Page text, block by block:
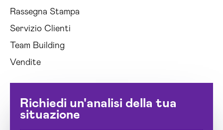
Rassegna Stampa
Servizio Clienti
Team Building
Vendite
Richiedi un'analisi della tua
situazione